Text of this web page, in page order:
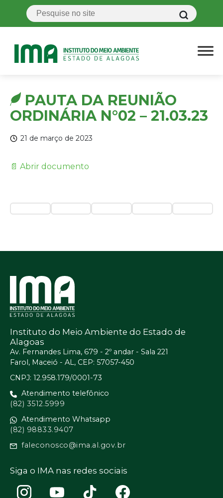
PAUTA DA REUNIÃO
ORDINÁRIA N°02 – 21.03.23
21 de março de 2023
📄 Abrir documento
Instituto do Meio Ambiente do Estado de
Alagoas
Av. Fernandes Lima, 679 - 2º andar - Sala 221
Farol, Maceió - AL, CEP: 57057-450
CNPJ: 12.958.179/0001-73
Atendimento telefônico
(82) 3512.5999
Atendimento Whatsapp
(82) 98833.9407
faleconosco@ima.al.gov.br
Siga o IMA nas redes sociais